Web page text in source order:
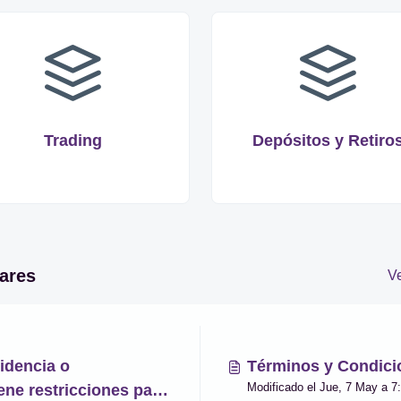
Trading Depósitos y
o
restricciones para
Términos y